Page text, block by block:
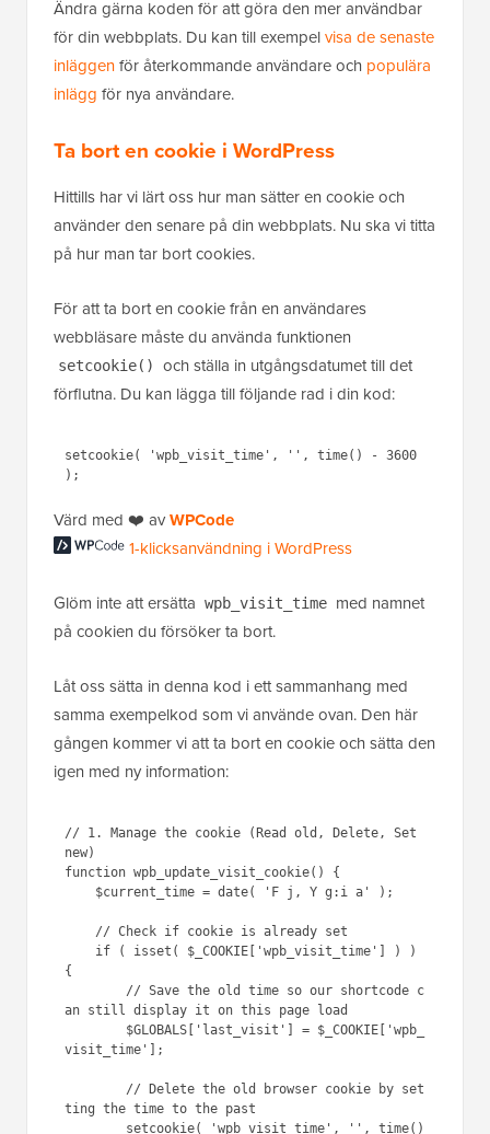
Ändra gärna koden för att göra den mer användbar
för din webbplats. Du kan till exempelvisa de senaste
inläggenför återkommande användare och populära
inlägg för nya användare.
Ta bort en cookie i WordPress
Hittills har vi lärt oss hur man sätter en cookie och
använder den senare på din webbplats. Nu ska vi titta
på hur man tar bort cookies.
För att ta bort en cookie från en användares
webbläsare måste du använda funktionen
setcookie()
och ställa in utgångsdatumet till det
förflutna. Du kan lägga till följande rad i din kod:
setcookie( 'wpb_visit_time', '', time() - 3600
Värd med ❤️ avWPCode
1-klicksanvändning i WordPress
Glöm inte att ersätta wpb_visit_time med namnet
på cookien du försöker ta bort.
Låt oss sätta in denna kod i ett sammanhang med
samma exempelkod som vi använde ovan. Den här
gången kommer vi att ta bort en cookie och sätta den
igen med ny information:
// 1. Manage the cookie (Read old, Delete, Set
new)
function wpb_update_visit_cookie() {
{
an still display it on this page load
visit_time'];
ting the time to the past